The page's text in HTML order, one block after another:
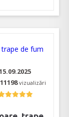
11198vizualizări